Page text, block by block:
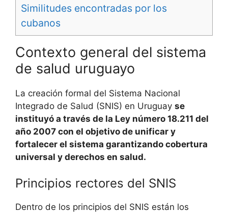
Similitudes encontradas por los
cubanos
Contexto general del sistema
de salud uruguayo
La creación formal del Sistema Nacional
Integrado de Salud (SNIS) en Uruguay se
instituyó a través de la Ley número 18.211 del
año 2007 con el objetivo de unificar y
fortalecer el sistema garantizando cobertura
universal y derechos en salud.
Principios rectores del SNIS
Dentro de los principios del SNIS están los